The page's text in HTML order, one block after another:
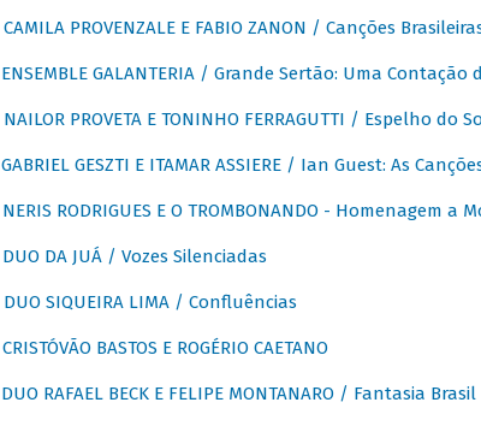
CAMILA PROVENZALE E FABIO ZANON / Canções
ENSEMBLE GALANTERIA / Grande Sertão: Uma
NAILOR PROVETA E TONINHO FERRAGUTTI / Espelho do
GABRIEL GESZTI E ITAMAR ASSIERE / Ian Guest: As
NERIS RODRIGUES E O TROMBONANDO - Homenagem a
DUO DA JUÁ / Vozes Silenciadas
DUO SIQUEIRA LIMA / Confluências
CRISTÓVÃO BASTOS E ROGÉRIO CAETANO
DUO RAFAEL BECK E FELIPE MONTANARO / Fantasia Brasil